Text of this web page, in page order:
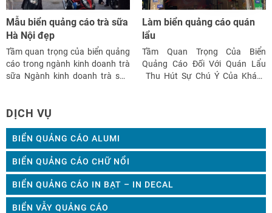
Mẫu biển quảng cáo trà sữa
Hà Nội đẹp
Tầm quan trọng của biển quảng
cáo trong ngành kinh doanh trà
sữa Ngành kinh doanh trà sữa
sữa không chỉ là một thức uống
thành […]
Làm biển quảng cáo quán
lẩu
Tầm Quan Trọng Của Biển
Quảng Cáo Đối Với Quán Lẩu
Thu Hút Sự Chú Ý Của Khách
DỊCH VỤ
BIỂN QUẢNG CÁO ALUMI
BIỂN QUẢNG CÁO CHỮ NỔI
BIỂN QUẢNG CÁO IN BẠT – IN DECAL
BIỂN VẪY QUẢNG CÁO